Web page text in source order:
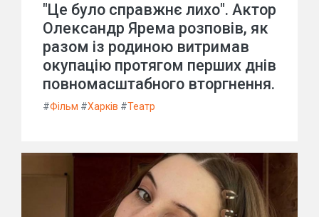
"Це було справжнє лихо". Актор
Олександр Ярема розповів, як
разом із родиною витримав
окупацію протягом перших днів
повномасштабного вторгнення.
#Фільм #Харків #Театр